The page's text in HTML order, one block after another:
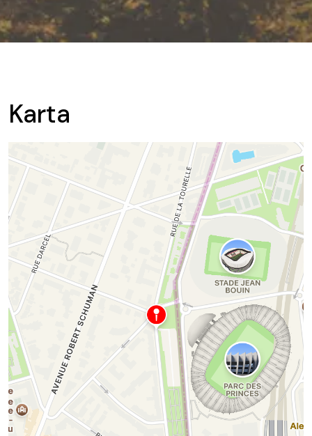
Karta